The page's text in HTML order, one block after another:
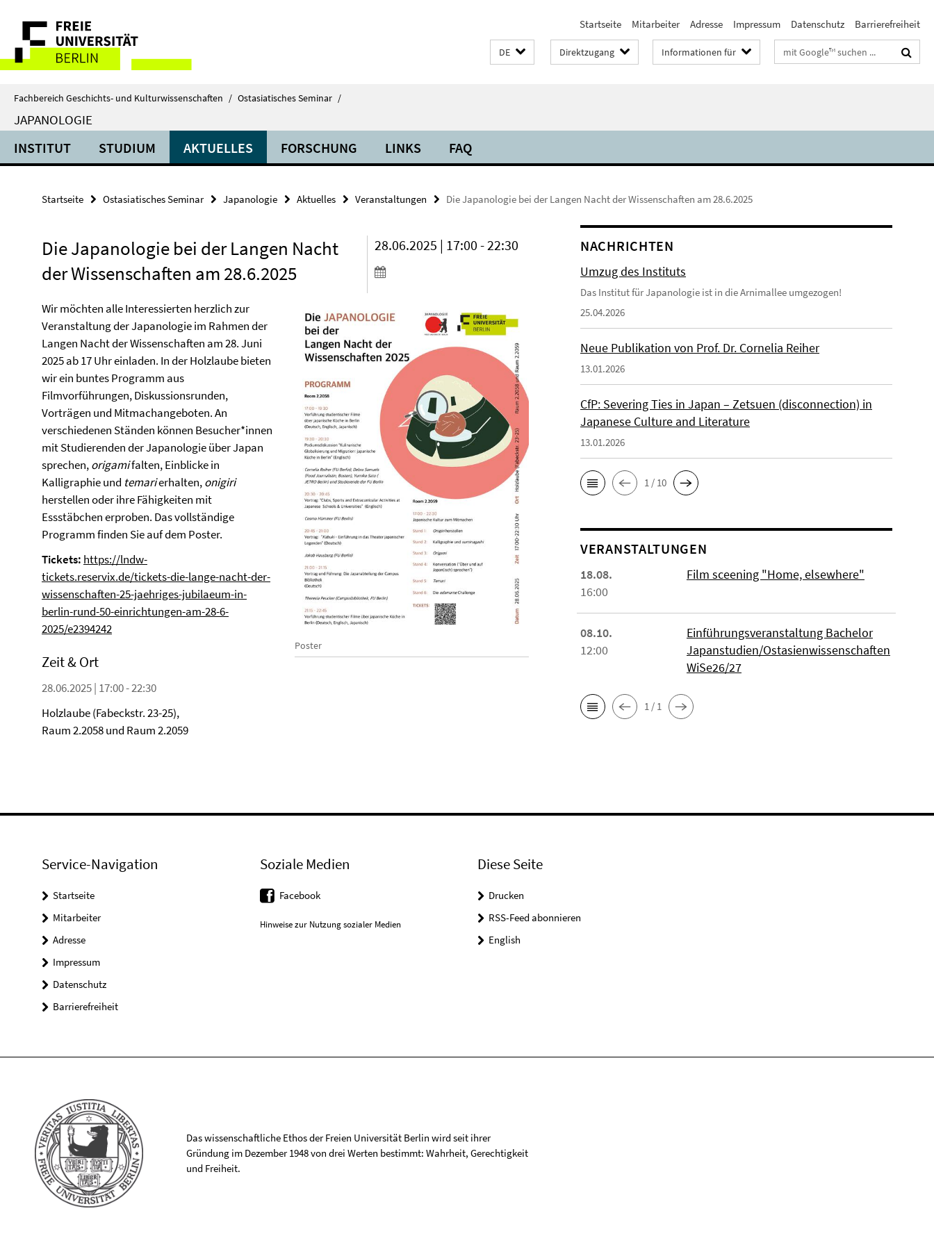
direkt
Inhalt
Service-
Navigation
Startseite Mitarbeiter Adresse Impressum Datenschutz Barrierefreiheit
DE Direktzugang Informationen für Suchbegriffe
Fachbereich Geschichts- und Kulturwissenschaften / Ostasiatisches Seminar /
JAPANOLOGIE
INSTITUT STUDIUM AKTUELLES FORSCHUNG LINKS FAQ
Startseite Ostasiatisches Seminar Japanologie Aktuelles Veranstaltungen Die Japanologie bei der Langen Nacht der Wissenschaften am 28.6.2025
Die Japanologie bei der Langen Nacht
der Wissenschaften am 28.6.2025
28.06.2025 | 17:00 - 22:30
Poster
Wir möchten alle Interessierten herzlich zur
Veranstaltung der Japanologie im Rahmen der
Langen Nacht der Wissenschaften am 28. Juni
2025 ab 17 Uhr einladen. In der Holzlaube bieten
wir ein buntes Programm aus
Filmvorführungen, Diskussionsrunden,
Vorträgen und Mitmachangeboten. An
verschiedenen Ständen können Besucher*innen
mit Studierenden der Japanologie über Japan
sprechen,origamifalten, Einblicke in
Kalligraphie und temarierhalten,onigiri
herstellen oder ihre Fähigkeiten mit
Essstäbchen erproben. Das vollständige
Programm finden Sie auf dem Poster.
Tickets: https://lndw-
tickets.reservix.de/tickets-die-lange-nacht-der-
wissenschaften-25-jaehriges-jubilaeum-in-
berlin-rund-50-einrichtungen-am-28-6-
2025/e2394242
Zeit & Ort
28.06.2025 | 17:00 - 22:30
Holzlaube (Fabeckstr. 23-25),
Raum 2.2058 und Raum 2.2059
NACHRICHTEN
Umzug des Instituts
Das Institut für Japanologie ist in die Arnimallee umgezogen!
25.04.2026
Neue Publikation von Prof. Dr. Cornelia Reiher
13.01.2026
CfP: Severing Ties in Japan – Zetsuen (disconnection) in
Japanese Culture and Literature
13.01.2026
1 / 10
VERANSTALTUNGEN
18.08.
16:00
Film sceening "Home, elsewhere"
08.10.
12:00
Einführungsveranstaltung Bachelor
Japanstudien/Ostasienwissenschaften
WiSe26/27
1 / 1
Service-Navigation
Startseite
Mitarbeiter
Adresse
Impressum
Datenschutz
Barrierefreiheit
Soziale Medien
Facebook
Hinweise zur Nutzung sozialer Medien
Diese Seite
Drucken
RSS-Feed abonnieren
English
Das wissenschaftliche Ethos der Freien Universität Berlin wird seit ihrer
Gründung im Dezember 1948 von drei Werten bestimmt: Wahrheit, Gerechtigkeit
und Freiheit.